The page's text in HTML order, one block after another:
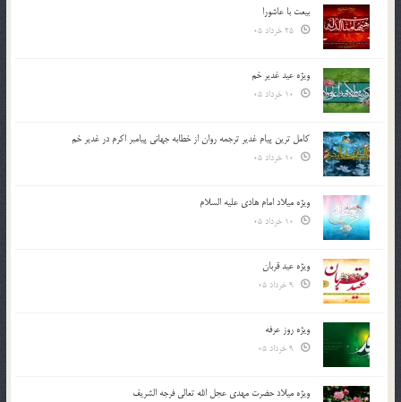
بیعت با عاشورا
ویژه عید غدیر خم
کامل ترین پیام غدیر ترجمه روان از خطابه جهانی پیامبر اکرم در غدیر خم
ویژه میلاد امام هادی علیه السلام
ویژه عید قربان
ویژه روز عرفه
ویژه میلاد حضرت مهدی عجل الله تعالی فرجه الشريف